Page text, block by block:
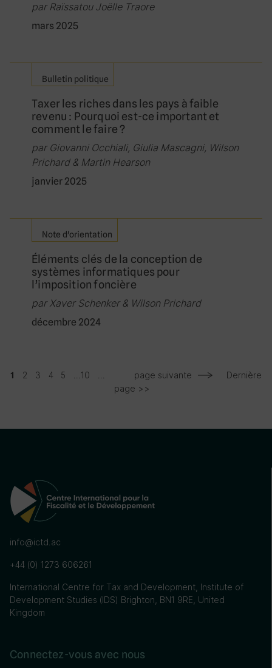
par Raïssatou Joëlle Traore
mars 2025
Bulletin politique
Taxer les riches dans les pays à faible
revenu : Pourquoi est-ce important et
comment le faire ?
par Giovanni Occhiali, Giulia Mascagni, Wilson
Prichard & Martin Hearson
janvier 2025
Note d'orientation
Éléments clés de la conception de
systèmes informatiques pour
l’imposition foncière
par Xaver Schenker & Wilson Prichard
décembre 2024
1 2 3 4 5 10 page suivante
Dernière
page >>
info@ictd.ac
+44 (0) 1273 606261
International Centre for Tax and Development, Institute of
Development Studies (IDS) Brighton, BN1 9RE, United
Kingdom
Connectez-vous avec nous